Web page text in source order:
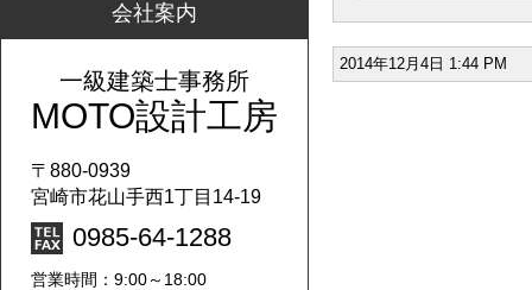
会社案内
一級建築士事務所
MOTO設計工房
〒880-0939
宮崎市花山手西1丁目14-19
0985-64-1288
営業時間：9:00～18:00
2014年12月4日 1:44